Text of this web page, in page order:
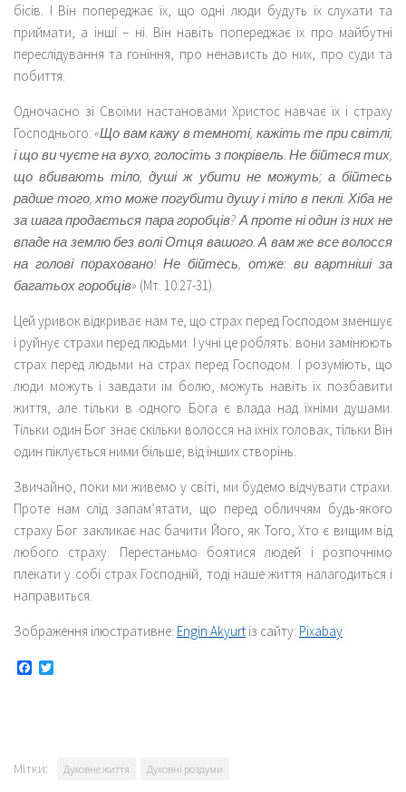
бісів. І Він попереджає їх, що одні люди будуть їх слухати та
приймати, а інші – ні. Він навіть попереджає їх про майбутні
переслідування та гоніння, про ненависть до них, про суди та
побиття.
Одночасно зі Своїми настановами Христос навчає їх і страху
Господнього:«Що вам кажу в темноті, кажіть те при світлі;
і що ви чуєте на вухо, голосіть з покрівель. Не бійтеся тих,
що вбивають тіло, душі ж убити не можуть; а бійтесь
радше того, хто може погубити душу і тіло в пеклі. Хіба не
за шага продається пара горобців? А проте ні один із них не
впаде на землю без волі Отця вашого. А вам же все волосся
на голові пораховано! Не бійтесь, отже: ви вартніші за
багатьох горобців» (Мт. 10:27-31).
Цей уривок відкриває нам те, що страх перед Господом зменшує
і руйнує страхи перед людьми. І учні це роблять: вони замінюють
страх перед людьми на страх перед Господом. І розуміють, що
люди можуть і завдати їм болю, можуть навіть їх позбавити
життя, але тільки в одного Бога є влада над їхніми душами.
Тільки один Бог знає скільки волосся на їхніх головах, тільки Він
один піклується ними більше, від інших створінь.
Звичайно, поки ми живемо у світі, ми будемо відчувати страхи.
Проте нам слід запам’ятати, що перед обличчям будь-якого
страху Бог закликає нас бачити Його, як Того, Хто є вищим від
любого страху. Перестаньмо боятися людей і розпочнімо
плекати у собі страх Господній, тоді наше життя налагодиться і
направиться.
Зображення ілюстративне: Engin Akyurt із сайту: Pixabay
Facebook
Мітки: Духовне життя Духовні роздуми